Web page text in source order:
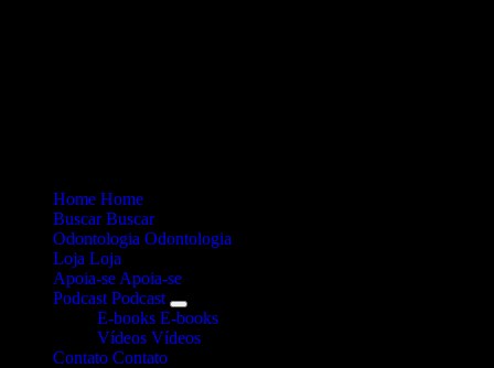
Home Home
Buscar Buscar
Odontologia Odontologia
Loja Loja
Apoia-se Apoia-se
Podcast Podcast
E-books E-books
Vídeos Vídeos
Contato Contato